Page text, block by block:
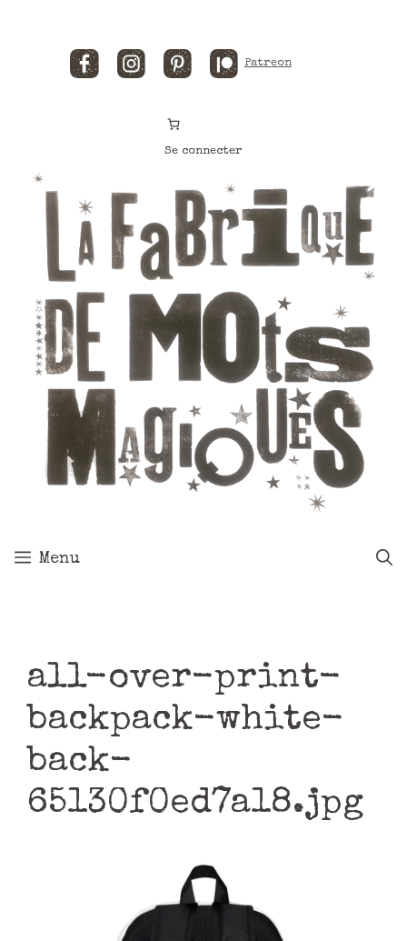
FacebookInstagramPinterestPatreon
Se connecter
Menu
all-over-print-
backpack-white-
back-
65130f0ed7a18.jpg